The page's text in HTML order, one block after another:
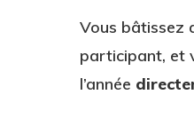
Vous bâtissez
participant, et
l’année